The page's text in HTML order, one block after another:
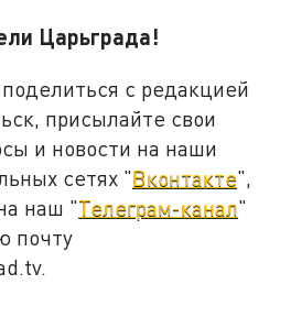
Царьграда!
с редакцией
присылайте свои
и новости на наши
сетях "Вконтакте",
наш "Телеграм-канал"
почту